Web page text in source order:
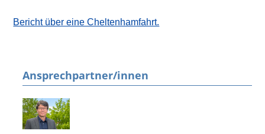
Bericht über eine Cheltenhamfahrt.
Ansprechpartner/innen